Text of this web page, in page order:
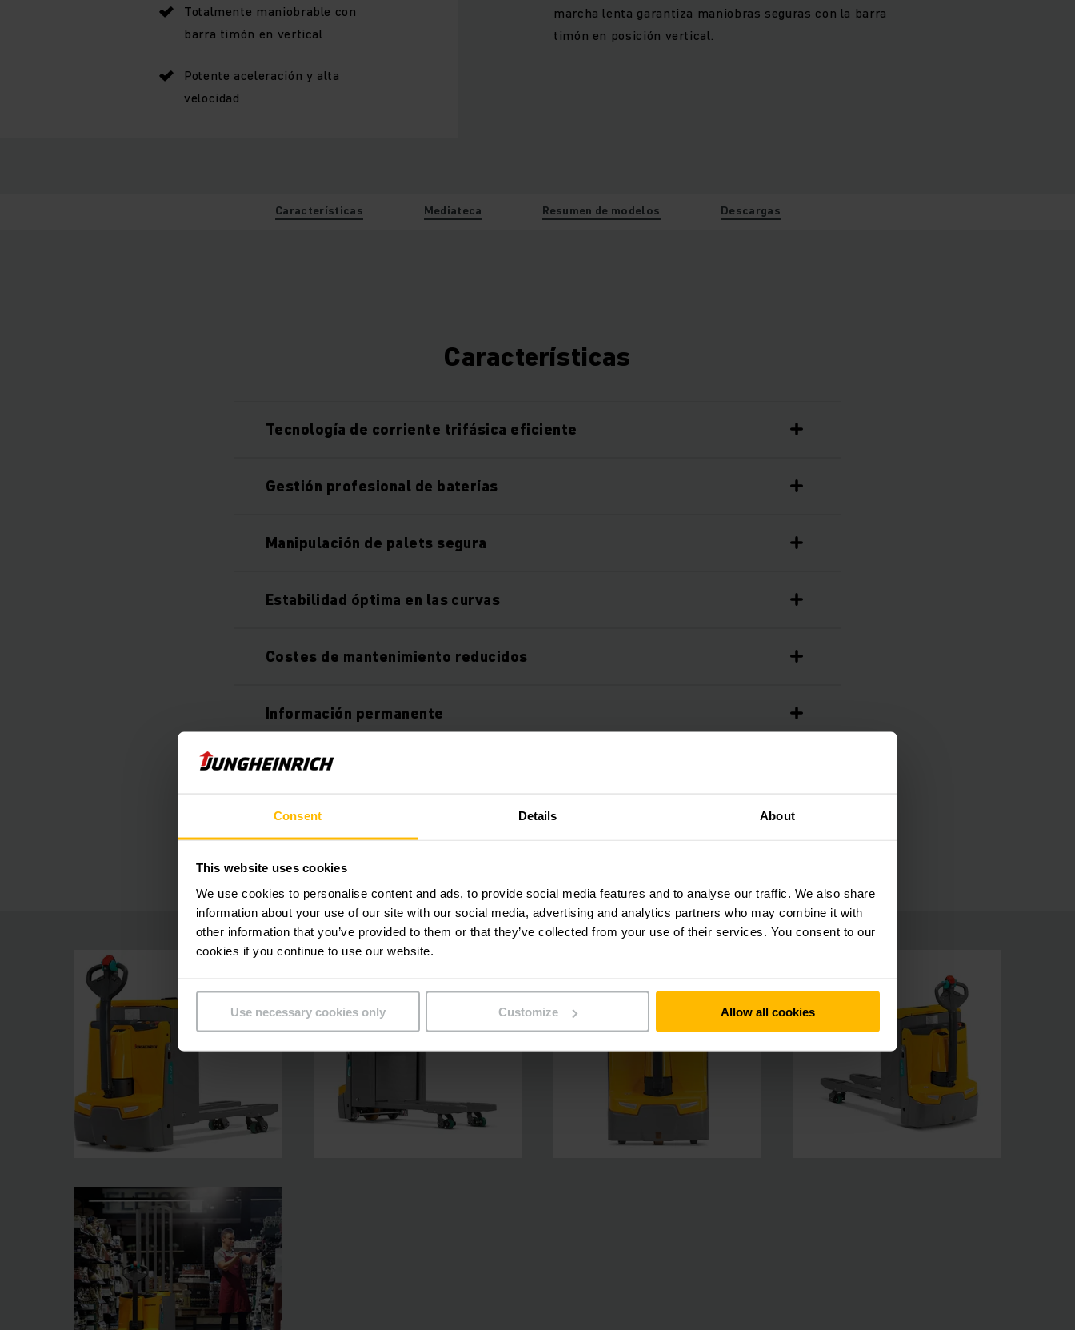
Consent Details About
This website uses cookies
We use cookies to personalise content and ads, to provide social media features and to analyse our traffic. We also share
information about your use of our site with our social media, advertising and analytics partners who may combine it with
other information that you’ve provided to them or that they’ve collected from your use of their services. You consent to our
cookies if you continue to use our website.
Use necessary cookies only Customize Allow all cookies
Totalmente maniobrable con
barra timón en vertical
Potente aceleración y alta
velocidad
marcha lenta garantiza maniobras seguras con la barra
timón en posición vertical.
Características Mediateca Resumen de modelos Descargas
Características
Tecnología de corriente trifásica eficiente
Gestión profesional de baterías
Manipulación de palets segura
Estabilidad óptima en las curvas
Costes de mantenimiento reducidos
Información permanente
Mando por impulsos
Equipamientos adicionales